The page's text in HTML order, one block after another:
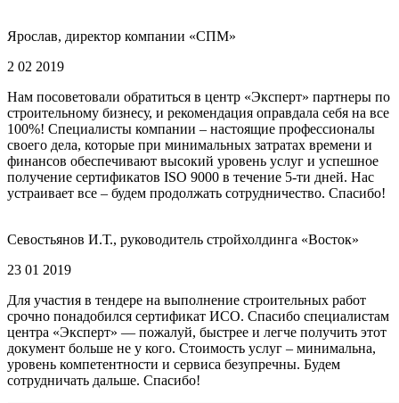
Ярослав, директор компании «СПМ»
2 02 2019
Нам посоветовали обратиться в центр «Эксперт» партнеры по
строительному бизнесу, и рекомендация оправдала себя на все
100%! Специалисты компании – настоящие профессионалы
своего дела, которые при минимальных затратах времени и
финансов обеспечивают высокий уровень услуг и успешное
получение сертификатов ISO 9000 в течение 5-ти дней. Нас
устраивает все – будем продолжать сотрудничество. Спасибо!
Севостьянов И.Т., руководитель стройхолдинга «Восток»
23 01 2019
Для участия в тендере на выполнение строительных работ
срочно понадобился сертификат ИСО. Спасибо специалистам
центра «Эксперт» — пожалуй, быстрее и легче получить этот
документ больше не у кого. Стоимость услуг – минимальна,
уровень компетентности и сервиса безупречны. Будем
сотрудничать дальше. Спасибо!